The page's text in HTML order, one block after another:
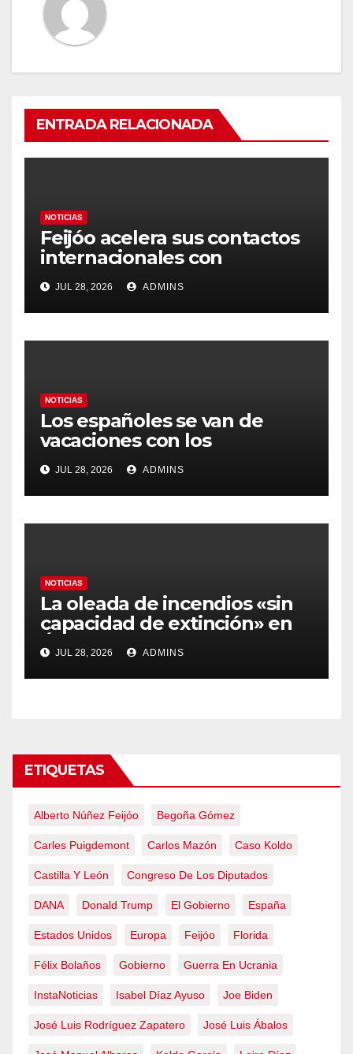
ENTRADA RELACIONADA
NOTICIAS
Feijóo acelera sus contactos
internacionales con
Latinoamérica como socio
prioritario en su agenda de
gobierno
JUL 28, 2026 ADMINS
NOTICIAS
Los españoles se van de
vacaciones con los
carburantes hasta un 21%
más caros que el año pasado
y los hoteles disparados
JUL 28, 2026 ADMINS
NOTICIAS
La oleada de incendios «sin
capacidad de extinción» en
Ávila y al oeste de Madrid
obliga a declarar la
emergencia nacional
JUL 28, 2026 ADMINS
ETIQUETAS
Alberto Núñez Feijóo Begoña Gómez
Carles Puigdemont Carlos Mazón Caso Koldo
Castilla Y León Congreso De Los Diputados
DANA Donald Trump El Gobierno España
Estados Unidos Europa Feijóo Florida
Félix Bolaños Gobierno Guerra En Ucrania
InstaNoticias Isabel Díaz Ayuso Joe Biden
José Luis Rodríguez Zapatero José Luis Ábalos